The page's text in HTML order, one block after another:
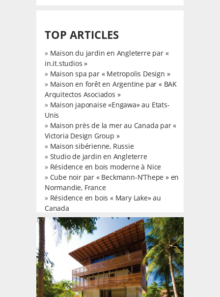
TOP ARTICLES
» Maison du jardin en Angleterre par «
in.it.studios »
» Maison spa par « Metropolis Design »
» Maison en forêt en Argentine par « BAK
Arquitectos Asociados »
» Maison japonaise «Engawa» au Etats-
Unis
» Maison près de la mer au Canada par «
Victoria Design Group »
» Maison sibérienne, Russie
» Studio de jardin en Angleterre
» Résidence en bois moderne à Nice
» Cube noir par « Beckmann-N’Thepe » en
Normandie, France
» Résidence en bois « Mary Lake» au
Canada